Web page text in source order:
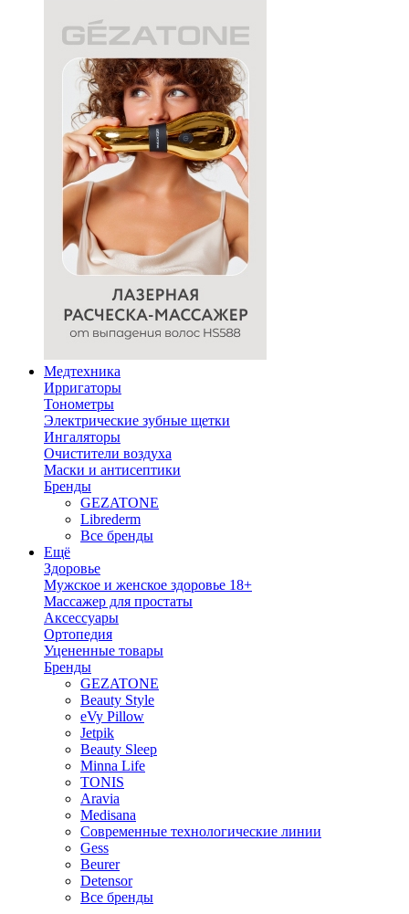
Медтехника
Ирригаторы
Тонометры
Электрические зубные щетки
Ингаляторы
Очистители воздуха
Маски и антисептики
Бренды
GEZATONE
Librederm
Все бренды
Ещё
Здоровье
Мужское и женское здоровье 18+
Массажер для простаты
Аксессуары
Ортопедия
Уцененные товары
Бренды
GEZATONE
Beauty Style
eVy Pillow
Jetpik
Beauty Sleep
Minna Life
TONIS
Aravia
Medisana
Современные технологические линии
Gess
Beurer
Detensor
Все бренды